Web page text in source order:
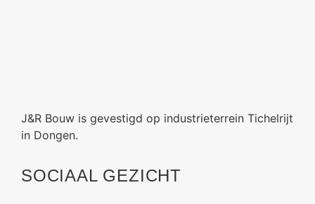
J&R Bouw is gevestigd op industrieterrein Tichelrijt
in Dongen.
SOCIAAL GEZICHT